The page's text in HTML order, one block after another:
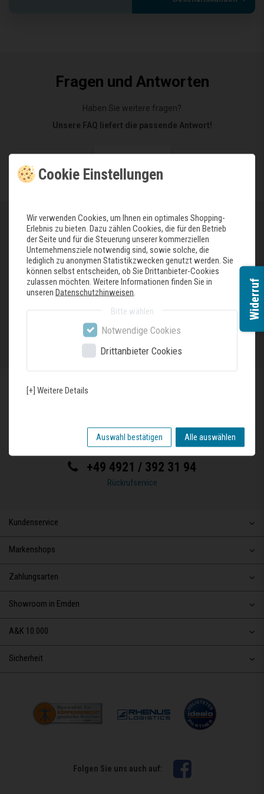
Fragen und Antworten
Haben Sie weitere fragen?
Unsere FAQ liefert die passende Antwort!
Öffnungszeiten
Öffnungszeiten
Tag
Uhrzeiten
Mo - Fr
07:30 - 18:00 Uhr
Sa
Anfahrt anzeigen
Kundenservice
Dann rufen Sie uns einfach an!
+49 4921 / 392 31 94
Rückrufservice
Kundenservice
Markenshops
Zahlungsarten
Showroom in Emden
A&K 10.000
Sicherheit
Folgen Sie uns auch auf:
Cookie Einstellungen
Wir verwenden Cookies, um Ihnen ein optimales Shopping-
Erlebnis zu bieten. Dazu zählen Cookies, die für den Betrieb
der Seite und für die Steuerung unserer kommerziellen
Unternehmensziele notwendig sind, sowie solche, die
lediglich zu anonymen Statistikzwecken genutzt werden. Sie
können selbst entscheiden, ob Sie Drittanbieter-Cookies
zulassen möchten. Weitere Informationen finden Sie in
unseren Datenschutzhinweisen
Bitte wählen
Notwendige Cookies
Drittanbieter Cookies
[+] Weitere Details
Auswahl bestätigen Alle auswählen
Widerruf